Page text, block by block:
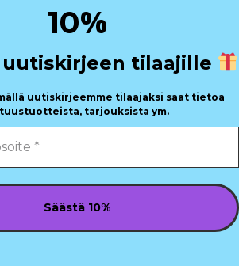
10%
tilaajille
uutiskirjeemme tilaajaksi saat tietoa
tarjouksista ym.